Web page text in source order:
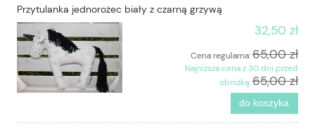
Przytulanka jednorożec biały z czarną grzywą
32,50 zł
Cena regularna:65,00 zł
Najniższa cena z 30 dni przed
obniżką:65,00 zł
do koszyka